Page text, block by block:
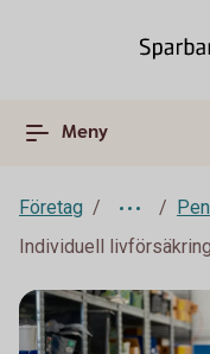
Meny
Företag
Individuell livförsäkring